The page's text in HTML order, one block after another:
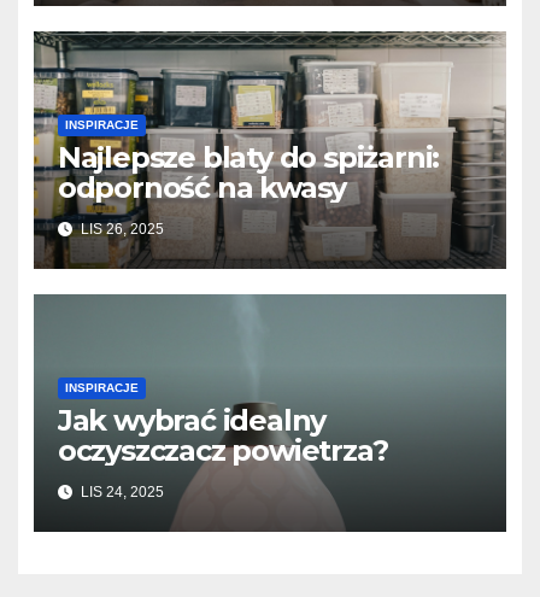
INSPIRACJE
Najlepsze blaty do spiżarni:
odporność na kwasy
LIS 26, 2025
INSPIRACJE
Jak wybrać idealny
oczyszczacz powietrza?
LIS 24, 2025